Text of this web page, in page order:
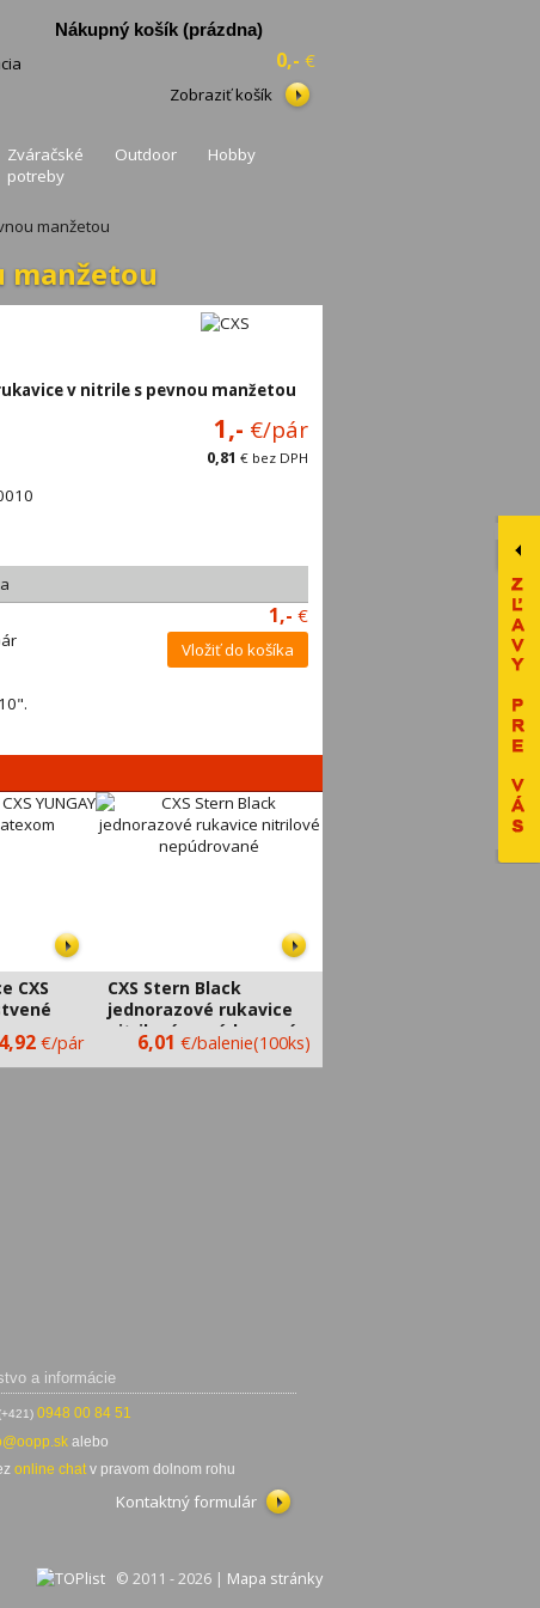
Nákupný košík (prázdna)
0,- €
Zobraziť košík
Zváračské
potreby
Outdoor Hobby
manžetou
manžetou
v nitrile s pevnou manžetou
1,- €/pár
0,81 € bez DPH
1,- €
Vložiť do košíka
CXS
4,92 €/pár
CXS Stern Black
jednorazové rukavice
nitrilové nepúdrované
6,01 €/balenie(100ks)
a informácie
0948 00 84 51
alebo
online chatv pravom dolnom rohu
Kontaktný formulár
© 2011 - 2026 | Mapa stránky